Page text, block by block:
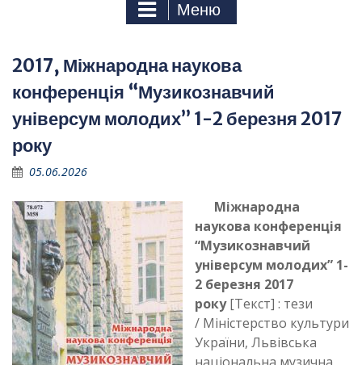
Меню
2017, Міжнародна наукова
конференція “Музикознавчий
універсум молодих” 1-2 березня 2017
року
05.06.2026
Міжнародна
наукова конференція
“Музикознавчий
універсум молодих” 1-
2 березня 2017
року[Текст] : тези
/ Міністерство культури
України, Львівська